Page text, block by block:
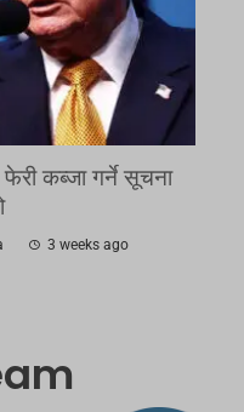
कब्जा गर्ने सूचना
3 weeks ago